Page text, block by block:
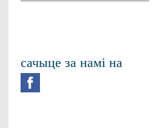
сачыце за намі на